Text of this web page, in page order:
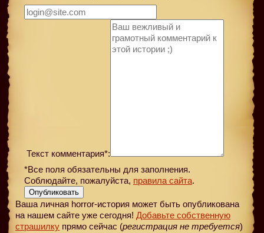
Текст комментария*:
*Все поля обязательны для заполнения.
Соблюдайте, пожалуйста, правила сайта.
Опубликовать
Ваша личная horror-история может быть опубликована
на нашем сайте уже сегодня! Добавьте собственную
страшилку прямо сейчас (регистрация не требуется)